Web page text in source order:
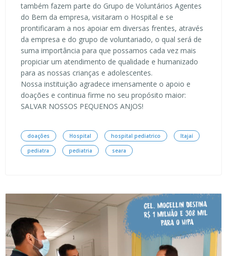
também fazem parte do Grupo de Voluntários Agentes
do Bem da empresa, visitaram o Hospital e se
prontificaram a nos apoiar em diversas frentes, através
da empresa e do grupo de voluntariado, o qual será de
suma importância para que possamos cada vez mais
propiciar um atendimento de qualidade e humanizado
para as nossas crianças e adolescentes.
Nossa instituição agradece imensamente o apoio e
doações e continua firme no seu propósito maior:
SALVAR NOSSOS PEQUENOS ANJOS!
doações Hospital hospital pediatrico Itajaí
pediatra pediatria seara